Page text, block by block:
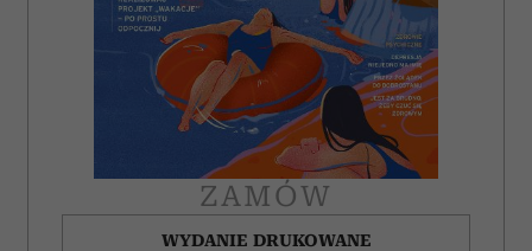
ZAMÓW
WYDANIE DRUKOWANE